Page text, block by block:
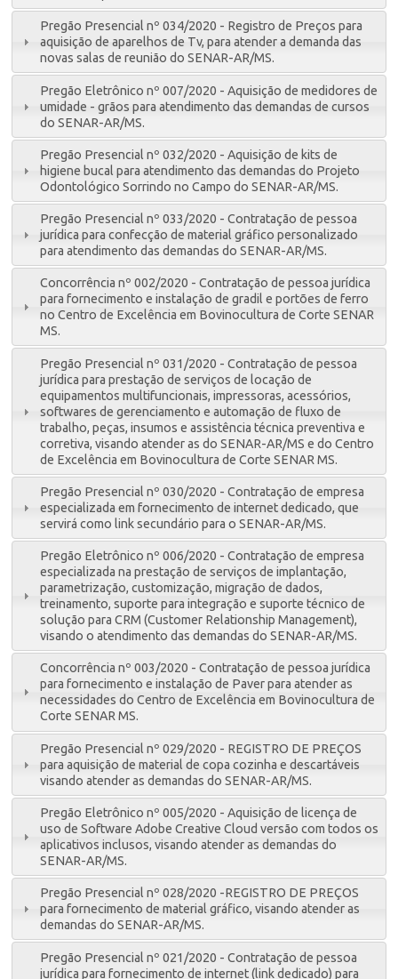
Pregão Presencial nº 034/2020 - Registro de Preços para
aquisição de aparelhos de Tv, para atender a demanda das
novas salas de reunião do SENAR-AR/MS.
Pregão Eletrônico nº 007/2020 - Aquisição de medidores de
umidade - grãos para atendimento das demandas de cursos
do SENAR-AR/MS.
Pregão Presencial nº 032/2020 - Aquisição de kits de
higiene bucal para atendimento das demandas do Projeto
Odontológico Sorrindo no Campo do SENAR-AR/MS.
Pregão Presencial nº 033/2020 - Contratação de pessoa
jurídica para confecção de material gráfico personalizado
para atendimento das demandas do SENAR-AR/MS.
Concorrência nº 002/2020 - Contratação de pessoa jurídica
para fornecimento e instalação de gradil e portões de ferro
no Centro de Excelência em Bovinocultura de Corte SENAR
MS.
Pregão Presencial nº 031/2020 - Contratação de pessoa
jurídica para prestação de serviços de locação de
equipamentos multifuncionais, impressoras, acessórios,
softwares de gerenciamento e automação de fluxo de
trabalho, peças, insumos e assistência técnica preventiva e
corretiva, visando atender as do SENAR-AR/MS e do Centro
de Excelência em Bovinocultura de Corte SENAR MS.
Pregão Presencial nº 030/2020 - Contratação de empresa
especializada em fornecimento de internet dedicado, que
servirá como link secundário para o SENAR-AR/MS.
Pregão Eletrônico nº 006/2020 - Contratação de empresa
especializada na prestação de serviços de implantação,
parametrização, customização, migração de dados,
treinamento, suporte para integração e suporte técnico de
solução para CRM (Customer Relationship Management),
visando o atendimento das demandas do SENAR-AR/MS.
Concorrência nº 003/2020 - Contratação de pessoa jurídica
para fornecimento e instalação de Paver para atender as
necessidades do Centro de Excelência em Bovinocultura de
Corte SENAR MS.
Pregão Presencial nº 029/2020 - REGISTRO DE PREÇOS
para aquisição de material de copa cozinha e descartáveis
visando atender as demandas do SENAR-AR/MS.
Pregão Eletrônico nº 005/2020 - Aquisição de licença de
uso de Software Adobe Creative Cloud versão com todos os
aplicativos inclusos, visando atender as demandas do
SENAR-AR/MS.
Pregão Presencial nº 028/2020 -REGISTRO DE PREÇOS
para fornecimento de material gráfico, visando atender as
demandas do SENAR-AR/MS.
Pregão Presencial nº 021/2020 - Contratação de pessoa
jurídica para fornecimento de internet (link dedicado) para